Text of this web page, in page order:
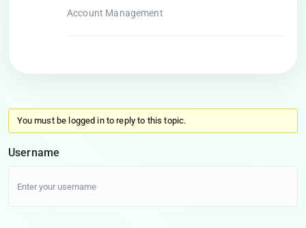
Account Management
You must be logged in to reply to this topic.
Username